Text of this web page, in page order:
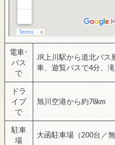
電車･
バス
で
JR上川駅から道北バ
車、遊覧バスで4分、
ドラ
イブ
で
旭川空港から約78km
駐車
場
大函駐車場（200台／無